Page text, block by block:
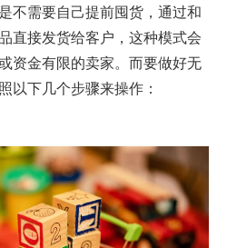
不需要自己提前囤货，通过和
直接发货给客户，这种模式会
资金有限的卖家。而要做好无
以下几个步骤来操作：